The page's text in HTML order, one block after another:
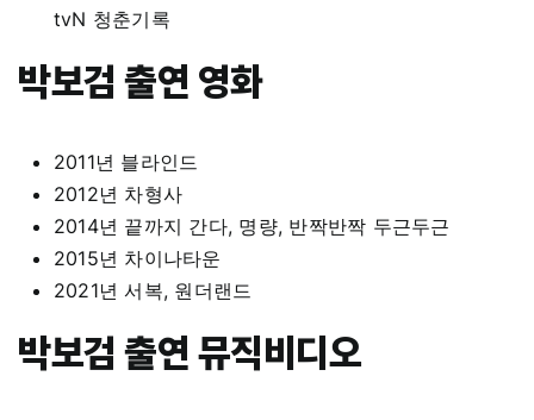
tvN 청춘기록
박보검 출연 영화
2011년 블라인드
2012년 차형사
2014년 끝까지 간다, 명량, 반짝반짝 두근두근
2015년 차이나타운
2021년 서복, 원더랜드
박보검 출연 뮤직비디오